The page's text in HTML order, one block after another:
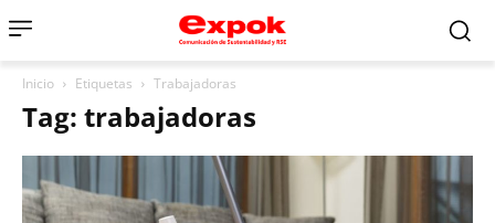
Inicio Etiquetas Trabajadoras
Tag: trabajadoras